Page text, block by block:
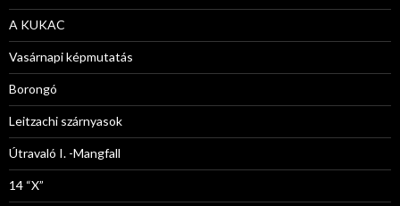
A KUKAC
Vasárnapi képmutatás
Borongó
Leitzachi szárnyasok
Útravaló I. -Mangfall
14 “X”